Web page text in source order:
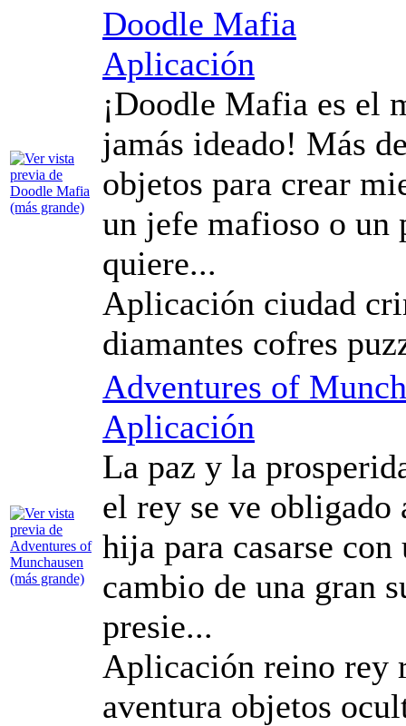
Doodle Mafia
Aplicación
¡Doodle Mafia es el
jamás ideado! Más
objetos para crear
un jefe mafioso o un
quiere...
Aplicación ciudad
diamantes cofres
Adventures of
Aplicación
La paz y la
el rey se ve obligado
hija para casarse
cambio de una gran
presie...
Aplicación reino rey
aventura objetos